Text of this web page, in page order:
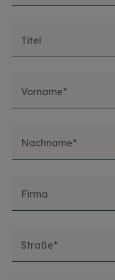
Titel
Vorname*
Nachname*
Firma
Straße*